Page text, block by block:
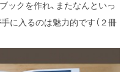
ックを作れ、またなんといっ
に入るのは魅力的です（２冊